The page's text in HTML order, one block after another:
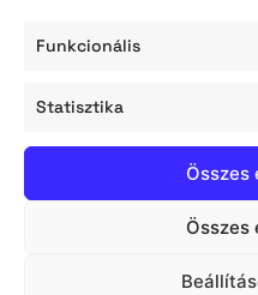
Funkcionális
Statisztika
Összes
Összes
Gondoskodjunk a
Lakossági
Érvényüket vesztik a